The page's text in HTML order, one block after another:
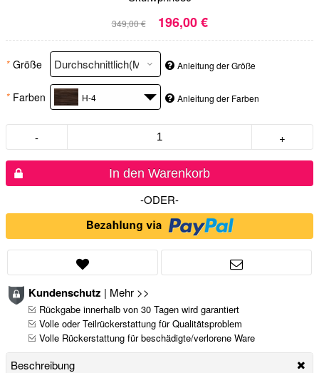
349,00 € 196,00 €
* Größe Anleitung der Größe
* Farben H-4 Anleitung der Farben
- +
In den Warenkorb
-ODER-
Kundenschutz | Mehr >>
Rückgabe innerhalb von 30 Tagen wird garantiert
Volle oder Teilrückerstattung für Qualitätsproblem
Volle Rückerstattung für beschädigte/verlorene Ware
Beschreibung